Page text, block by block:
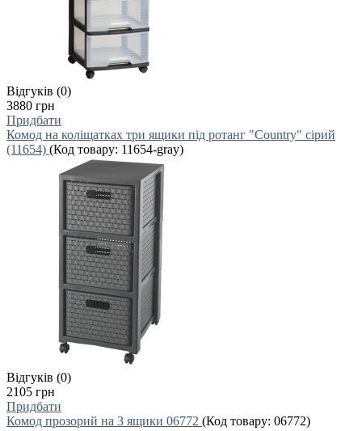
Відгуків (0)
3880 грн
Придбати
Комод на коліщатках три ящики під ротанг "Country" сірий
(11654) (Код товару: 11654-gray)
Відгуків (0)
2105 грн
Придбати
Комод прозорий на 3 ящики 06772 (Код товару: 06772)